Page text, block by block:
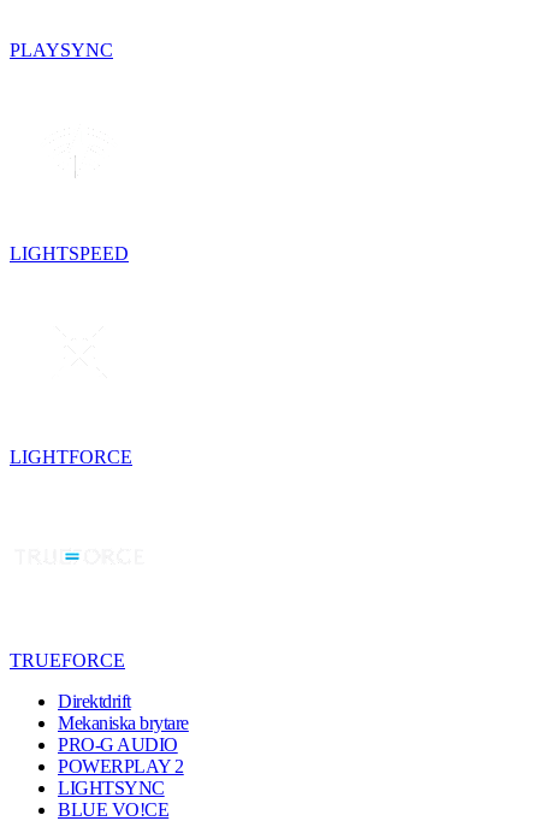
PLAYSYNC
LIGHTSPEED
LIGHTFORCE
TRUEFORCE
Direktdrift
Mekaniska brytare
PRO-G AUDIO
POWERPLAY 2
LIGHTSYNC
BLUE VO!CE